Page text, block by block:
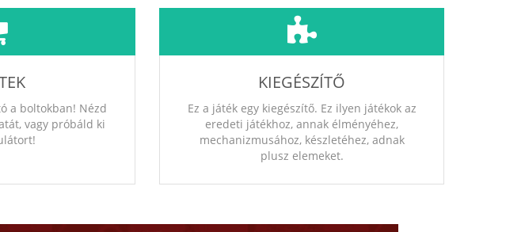
a boltokban! Nézd
vagy próbáld ki
KIEGÉSZÍTŐ
Ez a játék egy kiegészítő. Ez ilyen játékok az
eredeti játékhoz, annak élményéhez,
mechanizmusához, készletéhez, adnak
plusz elemeket.